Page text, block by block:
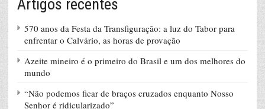
Artigos recentes
570 anos da Festa da Transfiguração: a luz do Tabor para
enfrentar o Calvário, as horas de provação
Azeite mineiro é o primeiro do Brasil e um dos melhores do
mundo
“Não podemos ficar de braços cruzados enquanto Nosso
Senhor é ridicularizado”